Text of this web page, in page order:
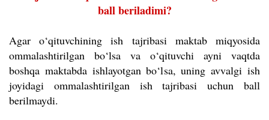
ball beriladimi?
Agar o‘qituvchining ish tajribasi maktab miqyosida
ommalashtirilgan bo‘lsa va o‘qituvchi ayni vaqtda
boshqa maktabda ishlayotgan bo‘lsa, uning avvalgi ish
joyidagi ommalashtirilgan ish tajribasi uchun ball
berilmaydi.